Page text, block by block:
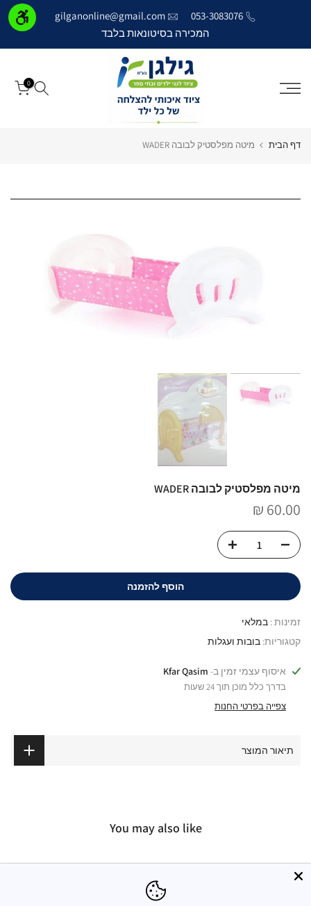
053-3083076
gilganonline@gmail.com
המכירה בסיטונאות בלבד
0
דף הבית מיטה מפלסטיק לבובה WADER
מיטה מפלסטיק לבובה WADER
60.00 ₪
הוסף להזמנה
זמינות : במלאי
קטגוריות: בובות ועגלות
איסוף עצמי זמין ב- Kfar Qasim
בדרך כלל מוכן תוך 24 שעות
צפייה בפרטי החנות
תיאור המוצר
You may also like